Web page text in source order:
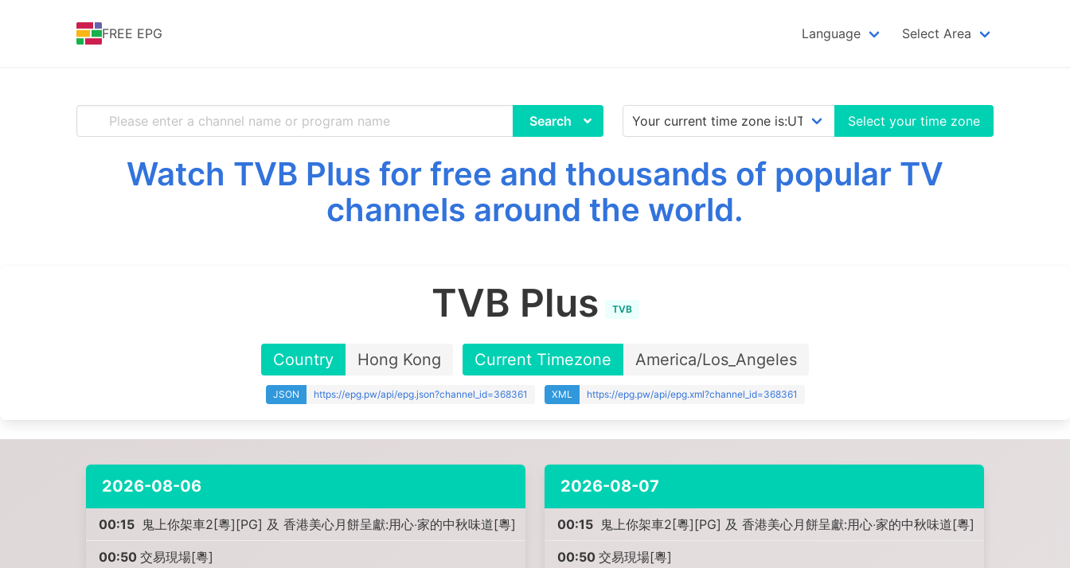
FREE EPG Language Select Area
Search Select your time zone
Watch TVB Plus for free and thousands of popular TV
channels around the world.
TVB Plus TVB
Country Hong Kong Current Timezone America/Los_Angeles
JSON https://epg.pw/api/epg.json?channel_id=368361 XML https://epg.pw/api/epg.xml?channel_id=368361
2026-08-06
00:15 鬼上你架車2[粵][PG] 及 香港美心月餅呈獻:用心‧家的中秋味道[粵]
00:50 交易現場[粵]
2026-08-07
00:15 鬼上你架車2[粵][PG] 及 香港美心月餅呈獻:用心‧家的中秋味道[粵]
00:50 交易現場[粵]